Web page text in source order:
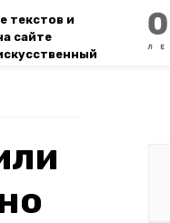
текстов и
сайте